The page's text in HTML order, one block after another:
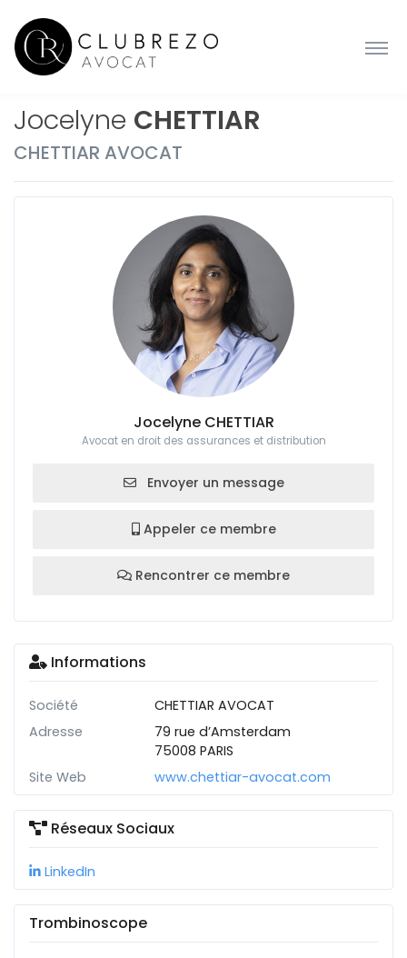
Jocelyne CHETTIAR
CHETTIAR AVOCAT
Jocelyne CHETTIAR
Avocat en droit des assurances et distribution
Envoyer un message
Appeler ce membre
Rencontrer ce membre
Informations
Société
CHETTIAR AVOCAT
Adresse
79 rue d’Amsterdam
75008 PARIS
Site Web
www.chettiar-avocat.com
Réseaux Sociaux
LinkedIn
Trombinoscope